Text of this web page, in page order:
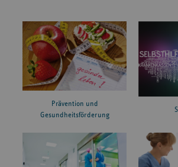
Prävention und
Gesundheitsförderung